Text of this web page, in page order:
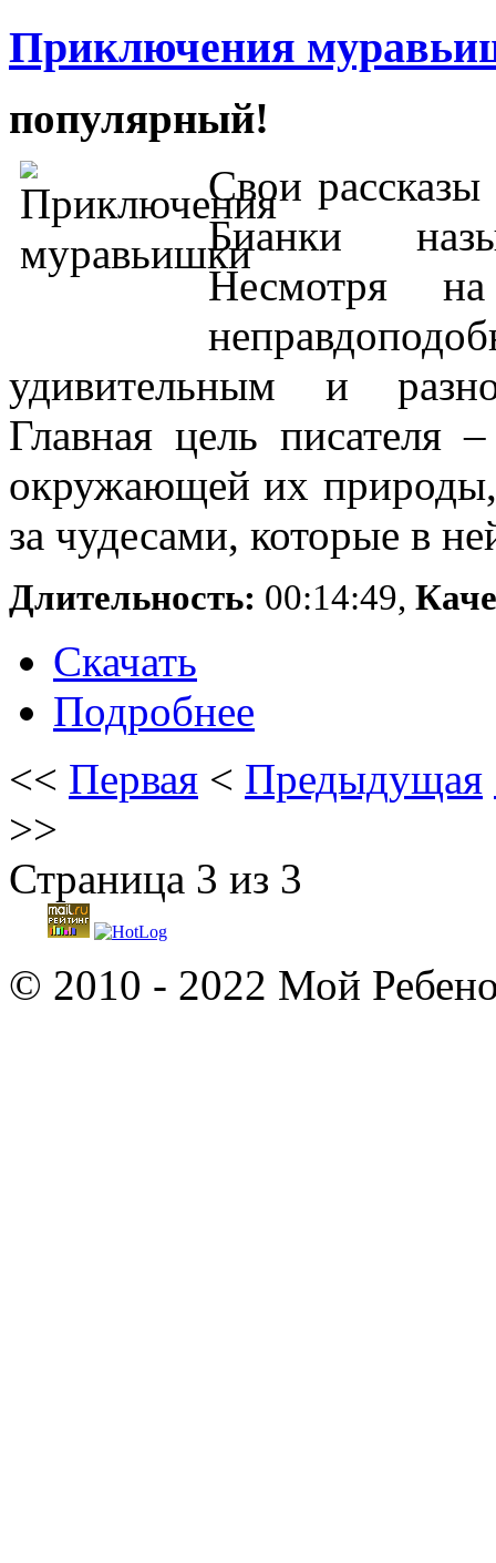
Приключения
популярный!
Свои
Бианки
Несмотря
удивительным и
Главная цель писателя
окружающей их природы,
за чудесами, которые в
Длительность: 00:14:49,
Скачать
Подробнее
<< Первая < Предыдущая
>>
Страница 3 из 3
© 2010 - 2022 Мой